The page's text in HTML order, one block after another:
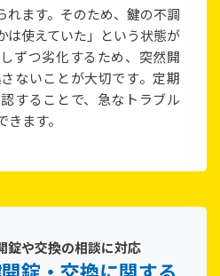
れます。そのため、鍵の不調
は使えていた」という状態が
ずつ劣化するため、突然開
ないことが大切です。定期
することで、急なトラブル
ます。
錠や交換の相談に対応